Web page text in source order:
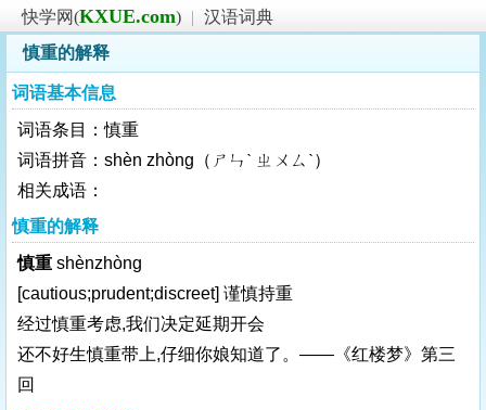
快学网(KXUE.com) | 汉语词典
慎重的解释
词语基本信息
词语条目：慎重
词语拼音：shèn zhòng（ㄕㄣˋ ㄓㄨㄙˋ）
相关成语：
慎重的解释
慎重 shènzhòng
[cautious;prudent;discreet] 谨慎持重
经过慎重考虑,我们决定延期开会
还不好生慎重带上,仔细你娘知道了。——《红楼梦》第三
回